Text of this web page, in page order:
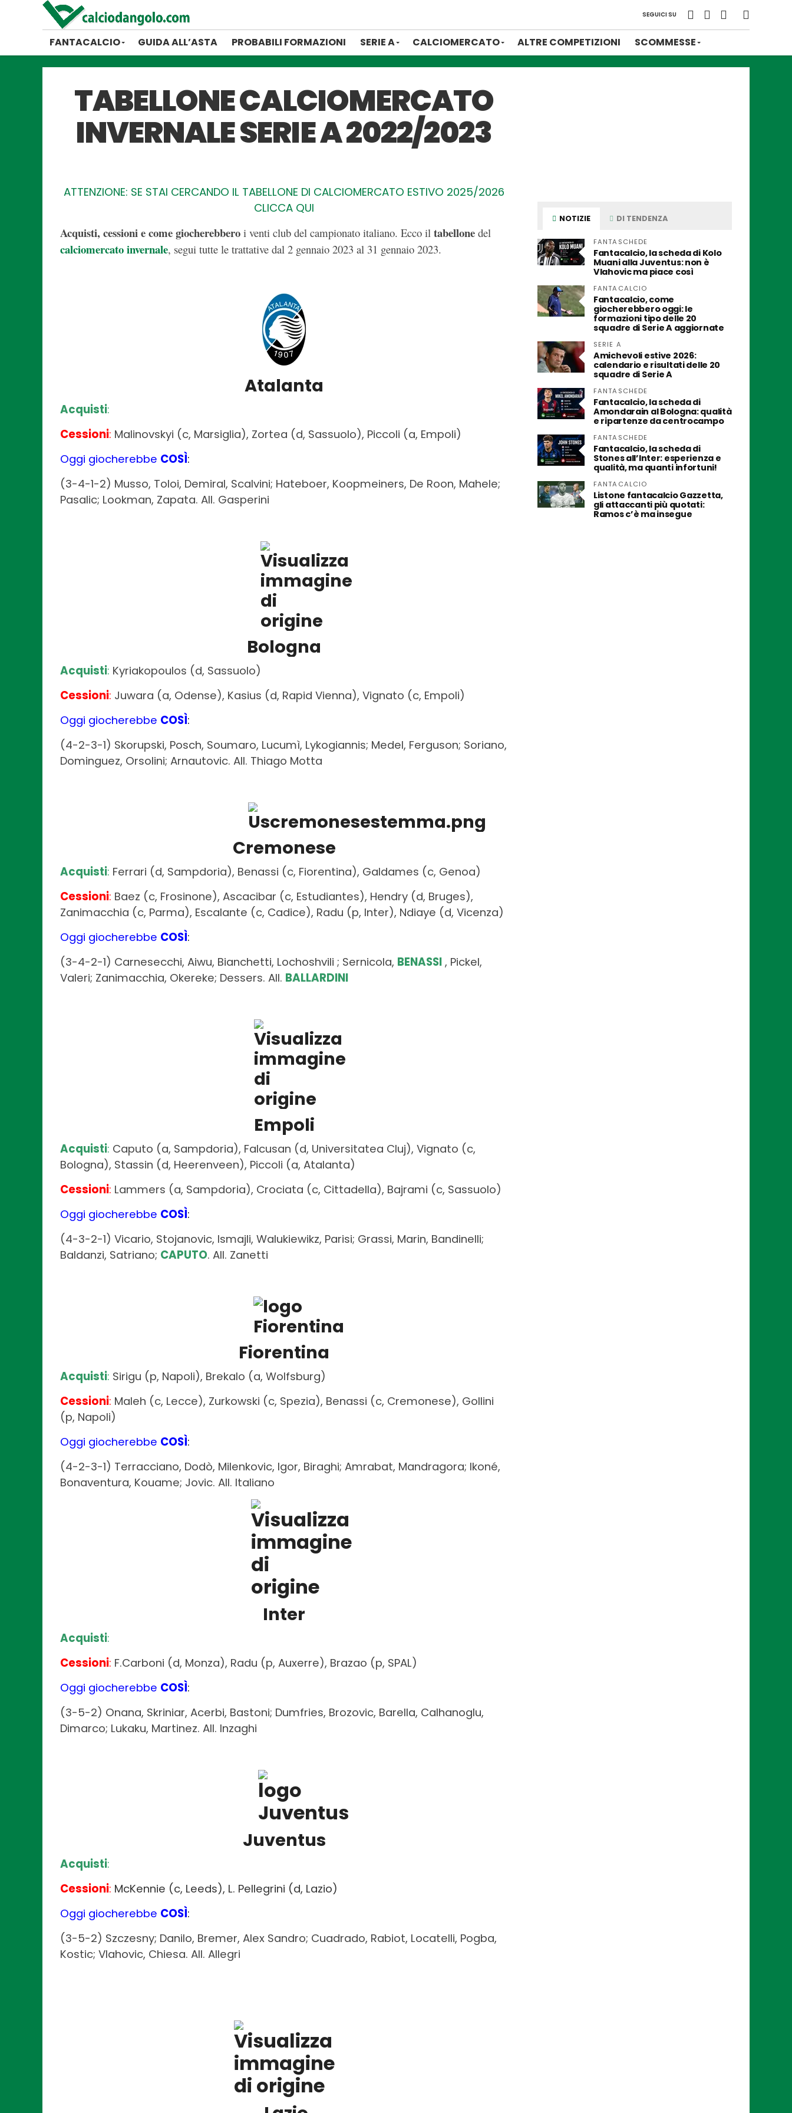
SEGUICI SU
FANTACALCIO GUIDA ALL’ASTA PROBABILI FORMAZIONI SERIE A CALCIOMERCATO ALTRE COMPETIZIONI SCOMMESSE
TABELLONE CALCIOMERCATO
INVERNALE SERIE A 2022/2023
ATTENZIONE: SE STAI CERCANDO IL TABELLONE DI CALCIOMERCATO ESTIVO 2025/2026
CLICCA QUI
Acquisti, cessioni e come giocherebbero i venti club del campionato italiano. Ecco il tabellone del
calciomercato invernale, segui tutte le trattative dal 2 gennaio 2023 al 31 gennaio 2023.
Atalanta
Acquisti:
Cessioni: Malinovskyi (c, Marsiglia), Zortea (d, Sassuolo), Piccoli (a, Empoli)
Oggi giocherebbe COSÌ:
(3-4-1-2) Musso, Toloi, Demiral, Scalvini; Hateboer, Koopmeiners, De Roon, Mahele;
Pasalic; Lookman, Zapata. All. Gasperini
Bologna
Acquisti: Kyriakopoulos (d, Sassuolo)
Cessioni: Juwara (a, Odense), Kasius (d, Rapid Vienna), Vignato (c, Empoli)
Oggi giocherebbe COSÌ:
(4-2-3-1) Skorupski, Posch, Soumaro, Lucumì, Lykogiannis; Medel, Ferguson; Soriano,
Dominguez, Orsolini; Arnautovic. All. Thiago Motta
Cremonese
Acquisti: Ferrari (d, Sampdoria), Benassi (c, Fiorentina), Galdames (c, Genoa)
Cessioni: Baez (c, Frosinone), Ascacibar (c, Estudiantes), Hendry (d, Bruges),
Zanimacchia (c, Parma), Escalante (c, Cadice), Radu (p, Inter), Ndiaye (d, Vicenza)
Oggi giocherebbe COSÌ:
(3-4-2-1) Carnesecchi, Aiwu, Bianchetti, Lochoshvili ; Sernicola, BENASSI , Pickel,
Valeri; Zanimacchia, Okereke; Dessers. All. BALLARDINI
Empoli
Acquisti: Caputo (a, Sampdoria), Falcusan (d, Universitatea Cluj), Vignato (c,
Bologna), Stassin (d, Heerenveen), Piccoli (a, Atalanta)
Cessioni: Lammers (a, Sampdoria), Crociata (c, Cittadella), Bajrami (c, Sassuolo)
Oggi giocherebbe COSÌ:
(4-3-2-1) Vicario, Stojanovic, Ismajli, Walukiewikz, Parisi; Grassi, Marin, Bandinelli;
Baldanzi, Satriano; CAPUTO. All. Zanetti
Fiorentina
Acquisti: Sirigu (p, Napoli), Brekalo (a, Wolfsburg)
Cessioni: Maleh (c, Lecce), Zurkowski (c, Spezia), Benassi (c, Cremonese), Gollini
(p, Napoli)
Oggi giocherebbe COSÌ:
(4-2-3-1) Terracciano, Dodò, Milenkovic, Igor, Biraghi; Amrabat, Mandragora; Ikoné,
Bonaventura, Kouame; Jovic. All. Italiano
Inter
Acquisti:
Cessioni: F.Carboni (d, Monza), Radu (p, Auxerre), Brazao (p, SPAL)
Oggi giocherebbe COSÌ:
(3-5-2) Onana, Skriniar, Acerbi, Bastoni; Dumfries, Brozovic, Barella, Calhanoglu,
Dimarco; Lukaku, Martinez. All. Inzaghi
Juventus
Acquisti:
Cessioni: McKennie (c, Leeds), L. Pellegrini (d, Lazio)
Oggi giocherebbe COSÌ:
(3-5-2) Szczesny; Danilo, Bremer, Alex Sandro; Cuadrado, Rabiot, Locatelli, Pogba,
Kostic; Vlahovic, Chiesa. All. Allegri
NOTIZIE DI TENDENZA
FANTASCHEDE
Fantacalcio, la scheda di Kolo
Muani alla Juventus: non è
Vlahovic ma piace così
FANTACALCIO
Fantacalcio, come
giocherebbero oggi: le
formazioni tipo delle 20
squadre di Serie A aggiornate
SERIE A
Amichevoli estive 2026:
calendario e risultati delle 20
squadre di Serie A
FANTASCHEDE
Fantacalcio, la scheda di
Amondarain al Bologna: qualità
e ripartenze da centrocampo
FANTASCHEDE
Fantacalcio, la scheda di
Stones all’Inter: esperienza e
qualità, ma quanti infortuni!
FANTACALCIO
Listone fantacalcio Gazzetta,
gli attaccanti più quotati:
Ramos c’è ma insegue